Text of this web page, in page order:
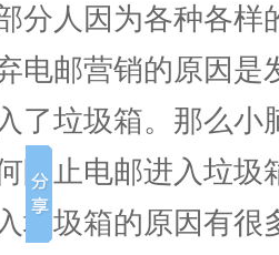
分人因为各种各样
电邮营销的原因是
了垃圾箱。那么
防止电邮进入垃圾
垃圾箱的原因有很